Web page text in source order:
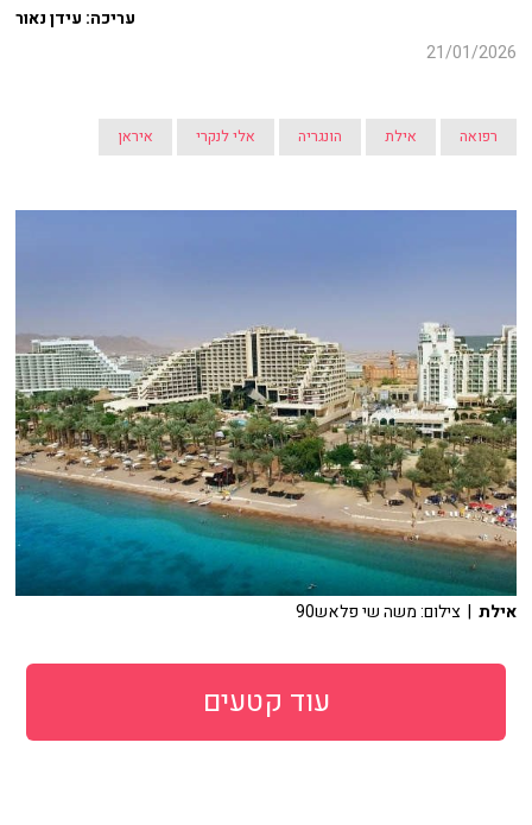
עריכה: עידן נאור
21/01/2026
רפואה אילת הונגריה אלי לנקרי איראן
אילת | צילום: משה שי פלאש90
עוד קטעים